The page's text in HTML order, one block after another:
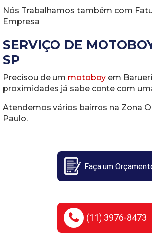
Nós Trabalhamos também com
Empresa
SERVIÇO DE
SP
Precisou de um motoboy em
proximidades já sabe conte com
Atendemos vários bairros na Zona
Paulo.
Faça um
(11) 3976-8473